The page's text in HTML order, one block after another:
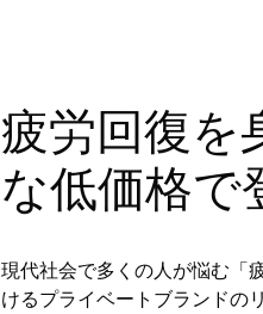
疲労回復を
な低価格で
現代社会で多くの人が悩む「
けるプライベートブランドの